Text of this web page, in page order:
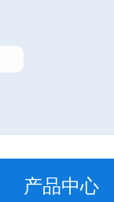
产品中心